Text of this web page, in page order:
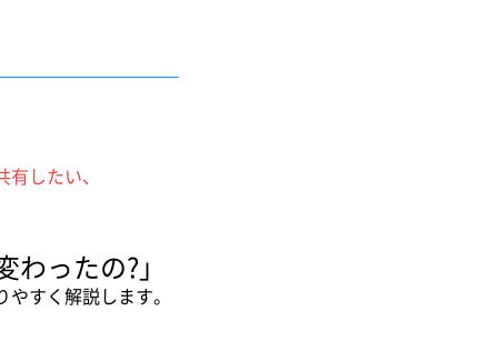
したい、
わったの?」
すく解説します。